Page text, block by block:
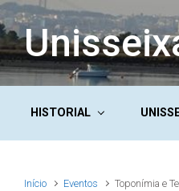
Skip to main content
HISTORIAL
Início Eventos Toponímia e